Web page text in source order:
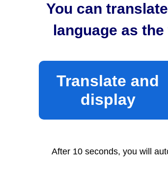
You can
language as
Translate and
display
After 10 seconds, you will
水曜日）